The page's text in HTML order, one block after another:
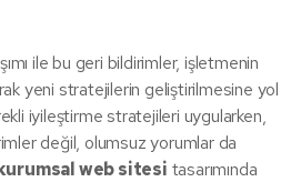
ile bu geri bildirimler, işletmenin
yeni stratejilerin geliştirilmesine yol
iyileştirme stratejileri uygularken,
değil, olumsuz yorumlar da
web sitesi tasarımında